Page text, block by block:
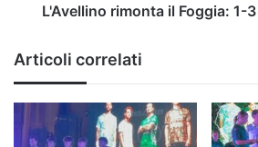
L'Avellino rimonta il Foggia: 1-
Articoli correlati